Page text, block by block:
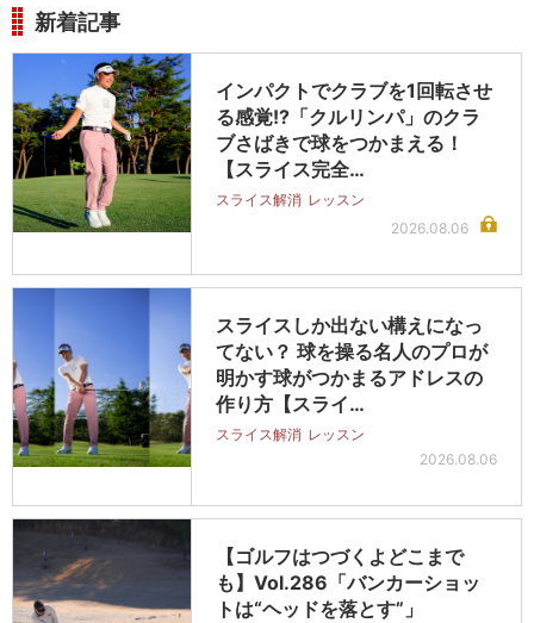
新着記事
インパクトでクラブを1回転させ
る感覚!?「クルリンパ」のクラ
ブさばきで球をつかまえる！
【スライス完全…
スライス解消 レッスン
2026.08.06
スライスしか出ない構えになっ
てない？ 球を操る名人のプロが
明かす球がつかまるアドレスの
作り方【スライ…
スライス解消 レッスン
2026.08.06
【ゴルフはつづくよどこまで
も】Vol.286「バンカーショッ
トは“ヘッドを落とす”」